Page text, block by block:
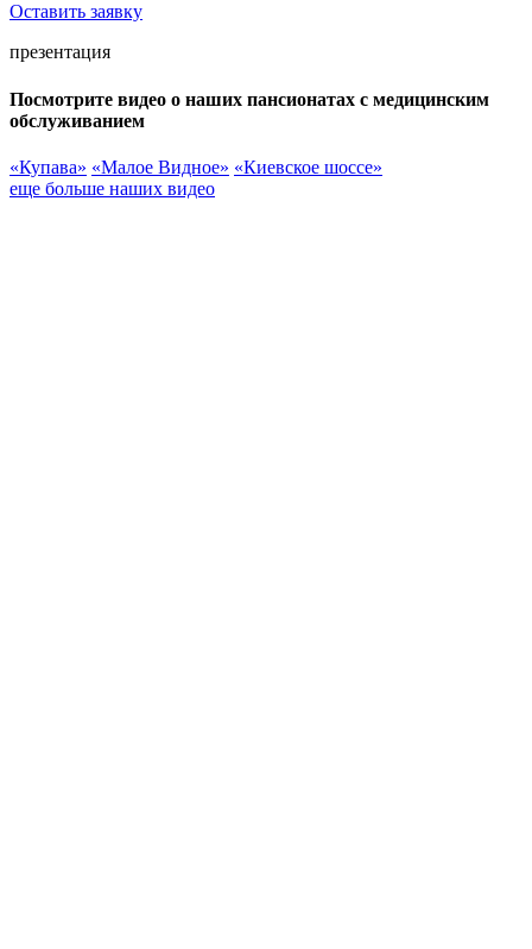
Оставить заявку
презентация
Посмотрите видео о наших пансионатах с медицинским
обслуживанием
«Купава» «Малое Видное» «Киевское шоссе»
еще больше наших видео